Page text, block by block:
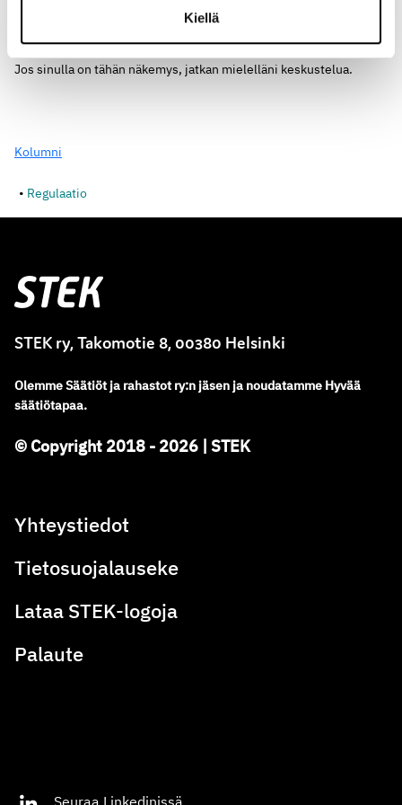
Kiellä
Jos sinulla on tähän näkemys, jatkan mielelläni keskustelua.
Kolumni
Regulaatio
Stek
STEK ry, Takomotie 8, 00380 Helsinki
OlemmeSäätiöt ja rahastot ry:n jäsen ja noudatamme Hyvää
säätiötapaa.
© Copyright 2018 - 2026 | STEK
Yhteystiedot
Tietosuojalauseke
Lataa STEK-logoja
Palaute
Seuraa Linkedinissä